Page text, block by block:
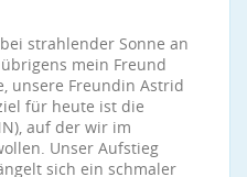
strahlender Sonne an
mein Freund
unsere Freundin Astrid
für heute ist die
auf der wir im
Unser Aufstieg
sich ein schmaler